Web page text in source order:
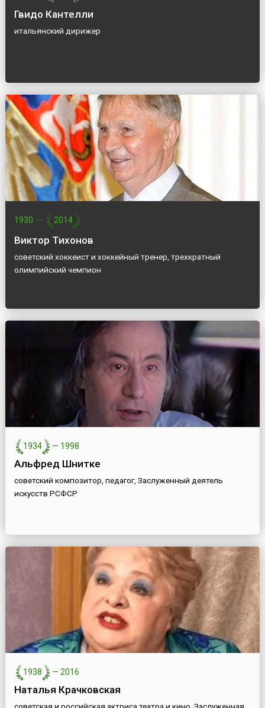
Гвидо Кантелли
итальянский дирижер
1930 — 2014
Виктор Тихонов
советский хоккеист и хоккейный тренер, трехкратный
олимпийский чемпион
1934 — 1998
Альфред Шнитке
советский композитор, педагог, Заслуженный деятель
искусств РСФСР
1938 — 2016
Наталья Крачковская